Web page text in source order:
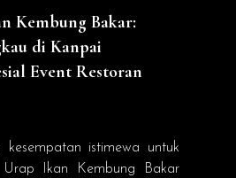
Kembung Bakar:
di Kanpai
Event Restoran
kesempatan istimewa untuk
Ikan Kembung Bakar